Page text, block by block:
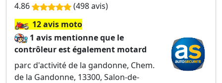
4.86 (498 avis)
🏍️12 avis moto
1 avis mentionne que le
contrôleur est également motard
parc d'activité de la gandonne, Chem.
de la Gandonne, 13300, Salon-de-